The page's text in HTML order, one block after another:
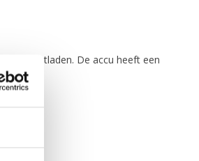
diep ontladen. De accu heeft een